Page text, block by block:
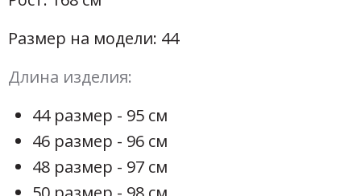
Размер на модели: 44
Длина изделия:
44 размер - 95 см
46 размер - 96 см
48 размер - 97 см